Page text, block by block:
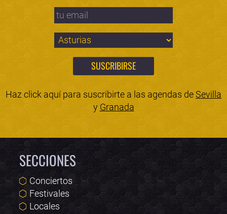
Haz click aquí para suscribirte a las agendas deSevilla
y Granada
SECCIONES
Conciertos
Festivales
Locales